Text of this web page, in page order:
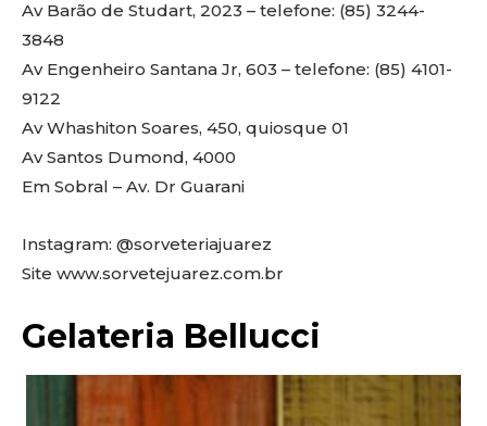
Av Barão de Studart, 2023 – telefone: (85) 3244-
3848
Av Engenheiro Santana Jr, 603 – telefone: (85) 4101-
9122
Av Whashiton Soares, 450, quiosque 01
Av Santos Dumond, 4000
Em Sobral – Av. Dr Guarani
Instagram: @sorveteriajuarez
Site www.sorvetejuarez.com.br
Gelateria Bellucci